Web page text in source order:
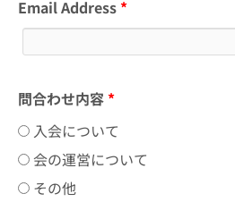
Email Address *
問合わせ内容 *
入会について
会の運営について
その他